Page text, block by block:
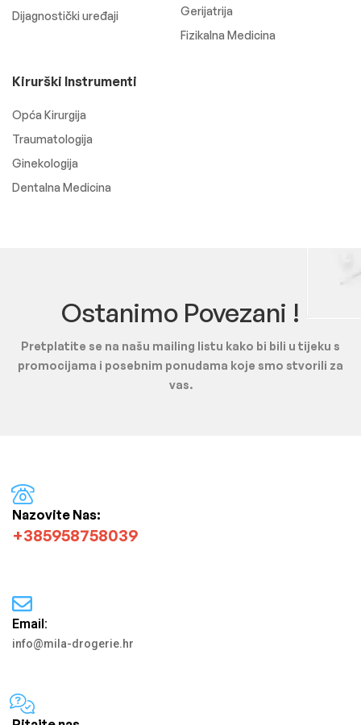
Dijagnostički uređaji
Gerijatrija
Fizikalna Medicina
Kirurški Instrumenti
Opća Kirurgija
Traumatologija
Ginekologija
Dentalna Medicina
Ostanimo Povezani !
Pretplatite se na našu mailing listu kako bi bili u tijeku s
promocijama i posebnim ponudama koje smo stvorili za
vas.
Nazovite Nas:
+385958758039
Email:
info@mila-drogerie.hr